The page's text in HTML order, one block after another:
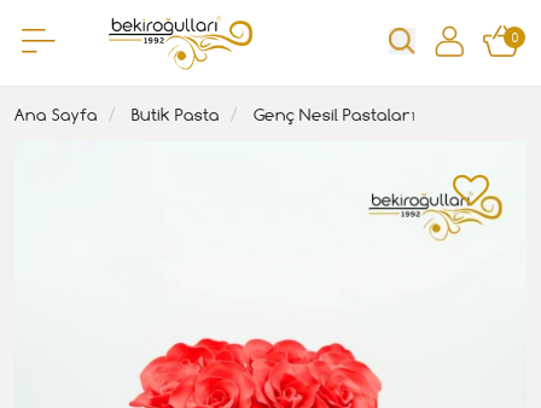
0
Ana Sayfa Butik Pasta Genç Nesil Pastaları